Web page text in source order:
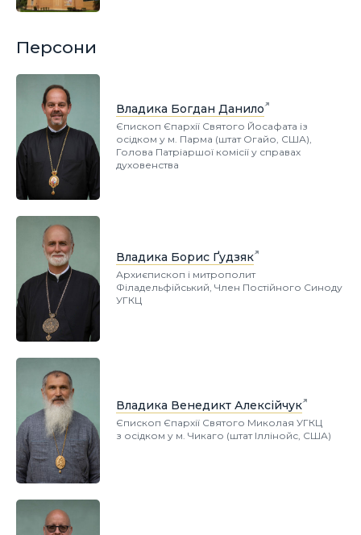
Персони
Владика Богдан Данило
Єпископ Єпархії Святого Йосафата із
осідком у м. Парма (штат Огайо, США),
Голова Патріаршої комісії у справах
духовенства
Владика Борис Ґудзяк
Архиєпископ і митрополит
Філадельфійський, Член Постійного Синоду
УГКЦ
Владика Венедикт Алексійчук
Єпископ Єпархії Святого Миколая УГКЦ
з осідком у м. Чикаго (штат Іллінойс, США)